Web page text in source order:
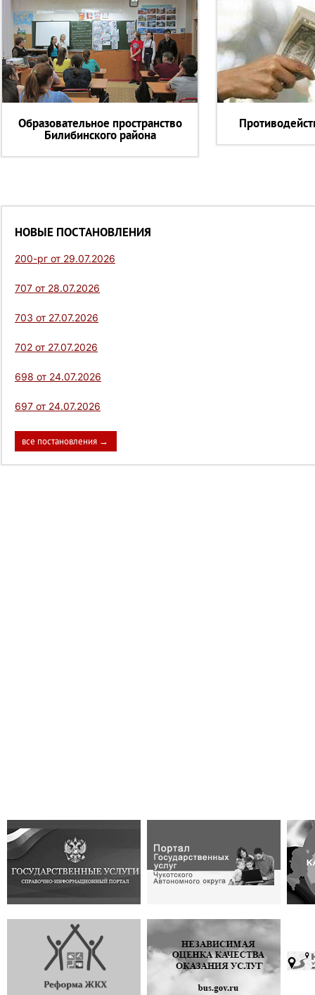
Образовательное пространство
Билибинского района
НОВЫЕ ПОСТАНОВЛЕНИЯ
200-рг от 29.07.2026
707 от 28.07.2026
703 от 27.07.2026
702 от 27.07.2026
698 от 24.07.2026
697 от 24.07.2026
все постановления →